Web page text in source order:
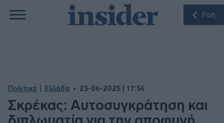
Ροή
Πολιτική Ελλάδα 23-06-2025 | 17:54
Σκρέκας: Αυτοσυγκράτηση και